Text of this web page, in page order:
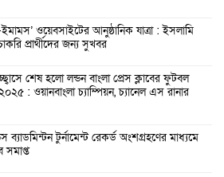
ইমামস’ ওয়েবসাইটের আনুষ্ঠানিক যাত্রা : ইসলামি
প্রার্থীদের জন্য সুখবর
শেষ হলো লন্ডন বাংলা প্রেস ক্লাবের ফুটবল
২০২৫ : ওয়ানবাংলা চ্যাম্পিয়ন, চ্যানেল এস রানার
ব্যাডমিন্টন টুর্নামেন্ট রেকর্ড অংশগ্রহণের মাধ্যমে